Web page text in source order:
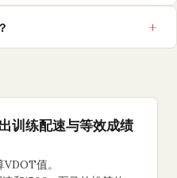
训练配速与等效成绩
值。